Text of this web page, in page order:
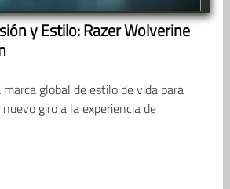
y Estilo: Razer Wolverine
marca global de estilo de vida para
giro a la experiencia de